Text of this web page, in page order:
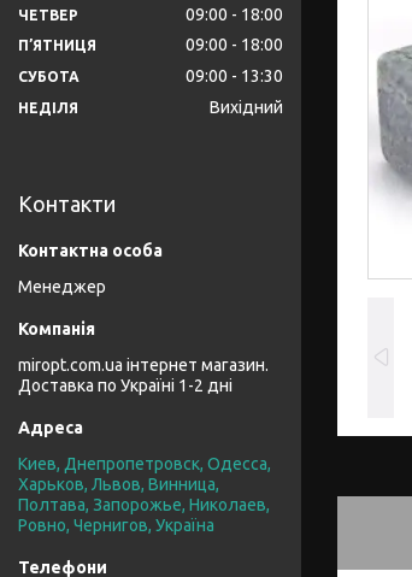
ЧЕТВЕР 09:00 18:00
ПʼЯТНИЦЯ 09:00 18:00
СУБОТА 09:00 13:30
НЕДІЛЯ Вихідний
Контакти
Менеджер
miropt.com.ua інтернет магазин.
Доставка по Україні 1-2 дні
Киев, Днепропетровск, Одесса,
Харьков, Львов, Винница,
Полтава, Запорожье, Николаев,
Ровно, Чернигов, Україна